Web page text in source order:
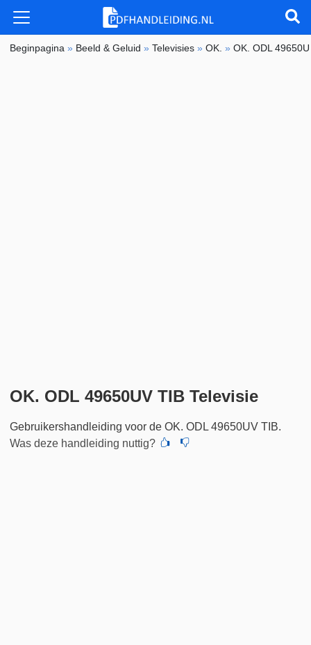
Beginpagina » Beeld & Geluid »Televisies »OK. »OK. ODL
OK. ODL 49650UV TIB Televisie
Gebruikershandleiding voor de OK. ODL 49650UV TIB.
Was deze handleiding nuttig?